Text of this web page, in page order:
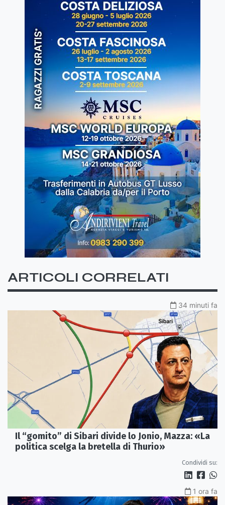
ARTICOLI CORRELATI
34 minuti fa
Il “gomito” di Sibari divide lo Jonio, Mazza: «La
politica scelga la bretella di Thurio»
Condividi su:
1 ora fa